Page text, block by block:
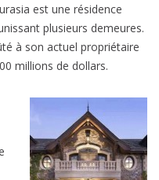
est une résidence
plusieurs demeures.
à son actuel propriétaire
millions de dollars.